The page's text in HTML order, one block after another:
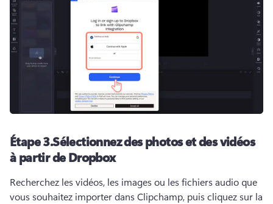
Étape 3.Sélectionnez des photos et des vidéos
à partir de Dropbox
Recherchez les vidéos, les images ou les fichiers audio que
vous souhaitez importer dans Clipchamp, puis cliquez sur la